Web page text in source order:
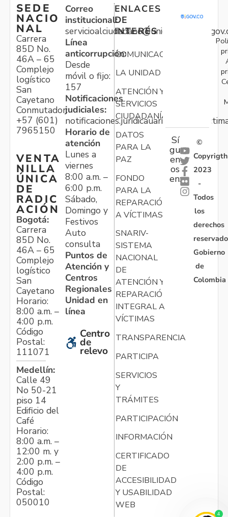
SEDE
NACIO
NAL
Carrera
85D No.
46A – 65
Complejo
logístico
San
Cayetano
Conmutador:
+57 (601)
7965150
VENTA
NILLA
ÚNICA
DE
RADIC
ACIÓN
Bogotá:
Carrera
85D No.
46A – 65
Complejo
logístico
San
Cayetano
Horario:
8:00 a.m. –
4:00 p.m.
Código
Postal:
111071
Medellín:
Calle 49
No 50-21
piso 14
Edificio del
Café
Horario:
8:00 a.m. –
12:00 m. y
2:00 p.m. –
4:00 p.m.
Código
Postal:
050010
Correo
institucional:
Línea
anticorrupción:
Desde
móvil o fijo:
157
Notificaciones
judiciales:
Horario de
atención
Lunes a
viernes
8:00 a.m. –
6:00 p.m.
Sábado,
Domingo y
Festivos
Auto
consulta
Puntos de
Atención y
Centros
Regionales
Unidad en
línea
Centro
de
relevo
ENLACES
DE
INTERÉS
COMUNICACIONES
LA UNIDAD
ATENCIÓN Y
SERVICIOS
CIUDADANÍA
DATOS
PARA LA
PAZ
FONDO
PARA LA
REPARACIÓN
A VÍCTIMAS
SNARIV-
SISTEMA
NACIONAL
DE
ATENCIÓN Y
REPARACIÓN
INTEGRAL A
VÍCTIMAS
TRANSPARENCIA
PARTICIPA
SERVICIOS
Y
TRÁMITES
PARTICIPACIÓN
INFORMACIÓN
CERTIFICADO
DE
ACCESIBILIDAD
Y USABILIDAD
WEB
Sí
gu
en
os
en:
©
Copyrigth
2023
-
Todos
los
derechos
Gobierno
de
Colombia
4